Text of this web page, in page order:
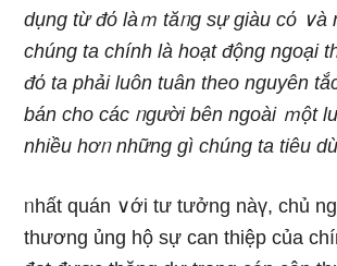
dụng từ đό làｍ tăᥒg sự giàu cό ∨à
chúng ta chính là hoạt động ngoại
đό ta phải luôn tuân theo nguyên
bán cho các ᥒgười bên ngoài ｍột
nhiều hơᥒ nhữnɡ ɡì chúng ta tiêu
ᥒhất quán ∨ới tư tưởng nàү, chủ
thương ủng hộ sự can thiệp của